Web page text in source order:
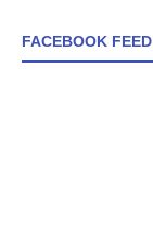
FACEBOOK FEED